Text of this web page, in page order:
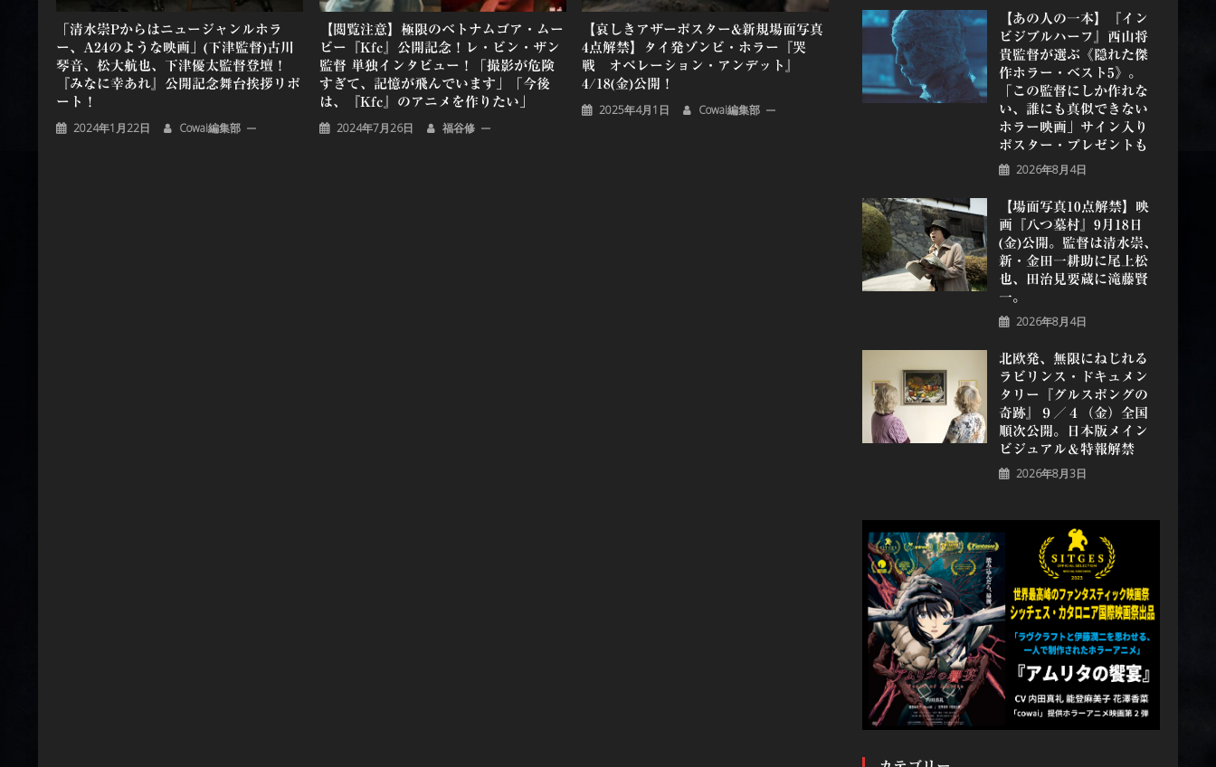
「清水崇Pからはニュージャンルホラ
ー、A24のような映画」(下津監督)古川
琴音、松大航也、下津優太監督登壇！
『みなに幸あれ』公開記念舞台挨拶リポ
ート！
2024年1月22日 Cowai編集部
【閲覧注意】極限のベトナムゴア・ムー
ビー『Kfc』公開記念！レ・ビン・ザン
監督 単独インタビュー！「撮影が危険
すぎて、記憶が飛んでいます」「今後
は、『Kfc』のアニメを作りたい」
2024年7月26日 福谷修
【哀しきアザーポスター&新規場面写真
4点解禁】タイ発ゾンビ・ホラー『哭
戦 オペレーション・アンデット』
4/18(金)公開！
2025年4月1日 Cowai編集部
【あの人の一本】『イン
ビジブルハーフ』⻄⼭将
貴監督が選ぶ《隠れた傑
作ホラー・ベスト5》。
「この監督にしか作れな
い、誰にも真似できない
ホラー映画」サイン入り
ポスター・プレゼントも
2026年8月4日
【場面写真10点解禁】映
画『八つ墓村』9月18日
(金)公開。監督は清水崇、
新・金田一耕助に尾上松
也、田治見要蔵に滝藤賢
一。
2026年8月4日
北欧発、無限にねじれる
ラビリンス・ドキュメン
タリー『グルスポングの
奇跡』９／４（金）全国
順次公開。日本版メイン
ビジュアル＆特報解禁
2026年8月3日